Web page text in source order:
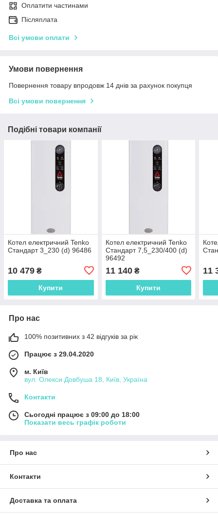
Оплатити частинами
Післяплата
Всі умови оплати
Умови повернення
Повернення товару впродовж 14 днів за рахунок покупця
Всі умови повернення
Подібні товари компанії
Котел електричний Tenko
Cтандарт 3_230 (d) 96486
10 479 ₴
Купити
Котел електричний Tenko
Cтандарт 7,5_230/400 (d)
96492
11 140₴
Купити
11
Про нас
100% позитивних з 42 відгуків за рік
Працює з 29.04.2020
м. Київ
вул. Олекси Довбуша 18, Київ, Україна
Контакти
Сьогодні працює з 09:00 до 18:00
Показати весь графік роботи
Про нас
Контакти
Доставка та оплата